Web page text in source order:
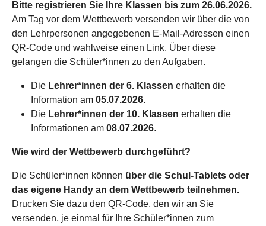
Bitte registrieren Sie Ihre Klassen bis zum 26.06.2026.
Am Tag vor dem Wettbewerb versenden wir über die von
den Lehrpersonen angegebenen E-Mail-Adressen einen
QR-Code und wahlweise einen Link. Über diese
gelangen die Schüler*innen zu den Aufgaben.
Die Lehrer*innen der 6. Klassen erhalten die
Information am 05.07.2026.
Die Lehrer*innen der 10. Klassen erhalten die
Informationen am 08.07.2026.
Wie wird der Wettbewerb durchgeführt?
Die Schüler*innen können über die Schul-Tablets oder
das eigene Handy an dem Wettbewerb teilnehmen.
Drucken Sie dazu den QR-Code, den wir an Sie
versenden, je einmal für Ihre Schüler*innen zum